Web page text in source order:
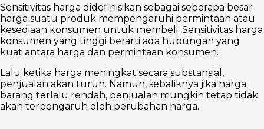
Sensitivitas harga didefinisikan sebagai seberapa besar
harga suatu produk mempengaruhi permintaan atau
kesediaan konsumen untuk membeli. Sensitivitas harga
konsumen yang tinggi berarti ada hubungan yang
kuat antara harga dan permintaan konsumen.
Lalu ketika harga meningkat secara substansial,
penjualan akan turun. Namun, sebaliknya jika harga
barang terlalu rendah, penjualan mungkin tetap tidak
akan terpengaruh oleh perubahan harga.